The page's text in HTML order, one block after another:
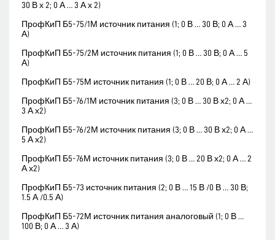
30 В х 2; 0 А … 3 А х 2)
ПрофКиП Б5-75/1М источник питания (1; 0 В … 30 В; 0 А … 3
А)
ПрофКиП Б5-75/2М источник питания (1; 0 В … 30 В; 0 А … 5
А)
ПрофКиП Б5-75М источник питания (1; 0 В … 20 В; 0 А … 2 А)
ПрофКиП Б5-76/1М источник питания (3; 0 В … 30 В х2; 0 А …
3 А х2)
ПрофКиП Б5-76/2М источник питания (3; 0 В … 30 В х2; 0 А …
5 А х2)
ПрофКиП Б5-76М источник питания (3; 0 В … 20 В х2; 0 А … 2
А х2)
ПрофКиП Б5-73 источник питания (2; 0 В … 15 В /0 В … 30 В;
1.5 А /0.5 А)
ПрофКиП Б5-72М источник питания аналоговый (1; 0 В …
100 В; 0 А … 3 А)